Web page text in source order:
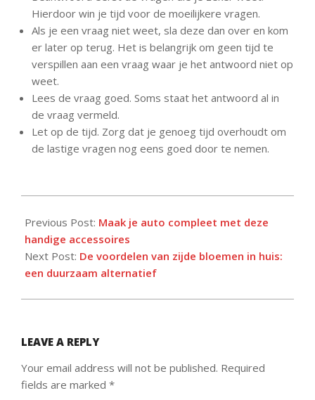
Hierdoor win je tijd voor de moeilijkere vragen.
Als je een vraag niet weet, sla deze dan over en kom
er later op terug. Het is belangrijk om geen tijd te
verspillen aan een vraag waar je het antwoord niet op
weet.
Lees de vraag goed. Soms staat het antwoord al in
de vraag vermeld.
Let op de tijd. Zorg dat je genoeg tijd overhoudt om
de lastige vragen nog eens goed door te nemen.
03-
13
Previous Post: Maak je auto compleet met deze
handige accessoires
Next Post: De voordelen van zijde bloemen in huis:
een duurzaam alternatief
LEAVE A REPLY
Your email address will not be published. Required
fields are marked *